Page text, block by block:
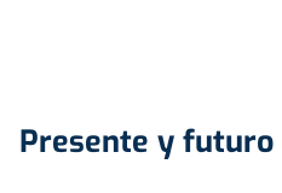
Presente y futuro